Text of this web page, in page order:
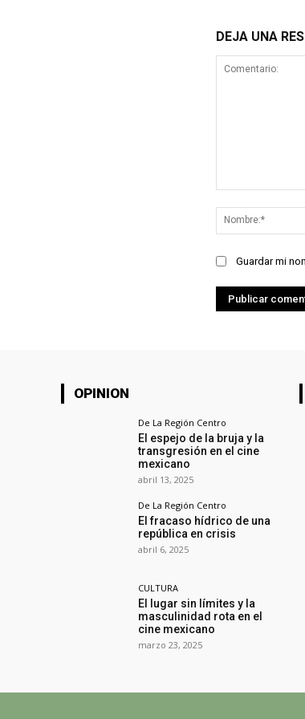
DEJA UNA
Guardar mi
OPINION
De La Región Centro
El espejo de la bruja y la
transgresión en el cine
mexicano
abril 13, 2025
De La Región Centro
El fracaso hídrico de una
república en crisis
abril 6, 2025
CULTURA
El lugar sin límites y la
masculinidad rota en el
cine mexicano
marzo 23, 2025